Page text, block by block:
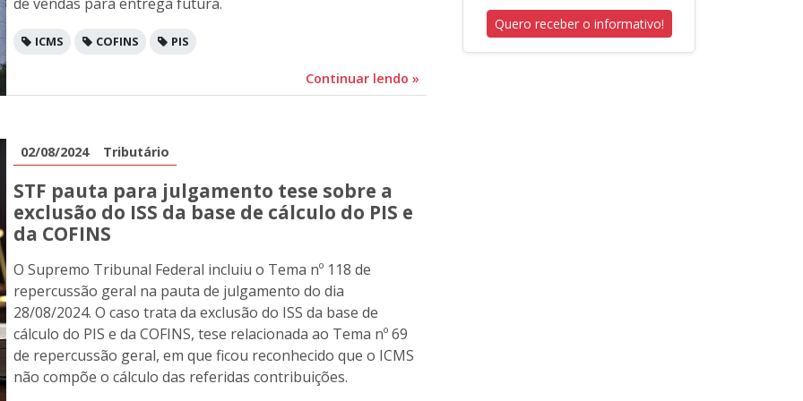
ICMS COFINS PIS
Continuar lendo »
02/08/2024 Tributário
STF pauta para julgamento tese sobre a
exclusão do ISS da base de cálculo do PIS e
da COFINS
O Supremo Tribunal Federal incluiu o Tema nº 118 de
repercussão geral na pauta de julgamento do dia
28/08/2024. O caso trata da exclusão do ISS da base de
cálculo do PIS e da COFINS, tese relacionada ao Tema nº 69
de repercussão geral, em que ficou reconhecido que o ICMS
não compõe o cálculo das referidas contribuições.
Quero receber o informativo!